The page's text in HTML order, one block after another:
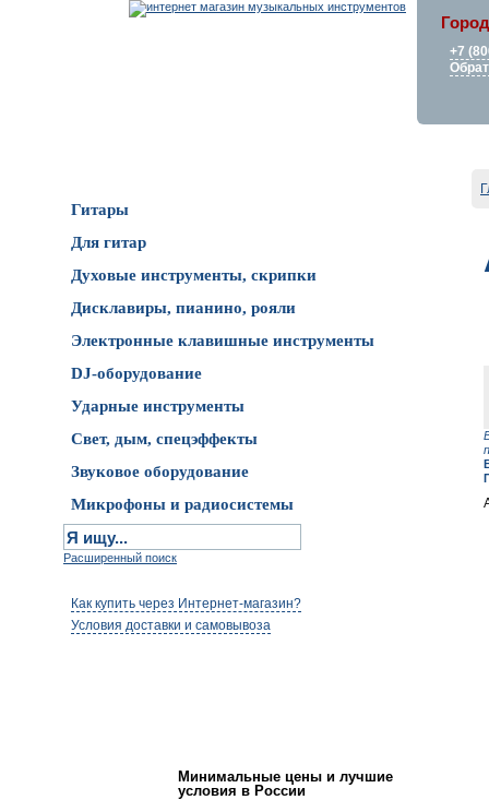
+7
Гитары
Для гитар
Духовые инструменты, скрипки
Дисклавиры, пианино, рояли
Электронные клавишные инструменты
DJ-оборудование
Ударные инструменты
Свет, дым, спецэффекты
Звуковое оборудование
Микрофоны и радиосистемы
Расширенный поиск
Как купить через Интернет-магазин?
Условия доставки и самовывоза
Минимальные цены и лучшие
условия в России